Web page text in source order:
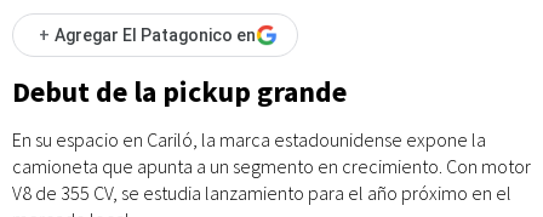
+ Agregar El Patagonico en
Debut de la pickup grande
En su espacio en Cariló, la marca estadounidense expone la
camioneta que apunta a un segmento en crecimiento. Con motor
V8 de 355 CV, se estudia lanzamiento para el año próximo en el